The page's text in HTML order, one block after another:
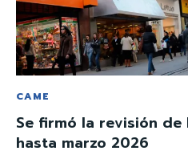
CAME
Se firmó la revisión
hasta marzo 2026